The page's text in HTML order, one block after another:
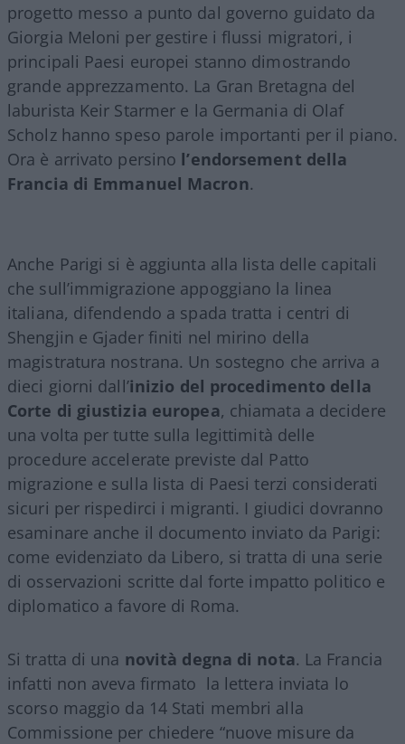
progetto messo a punto dal governo guidato da
Giorgia Meloni per gestire i flussi migratori, i
principali Paesi europei stanno dimostrando
grande apprezzamento. La Gran Bretagna del
laburista Keir Starmer e la Germania di Olaf
Scholz hanno speso parole importanti per il piano.
Ora è arrivato persino l’endorsement della
Francia di Emmanuel Macron.
Anche Parigi si è aggiunta alla lista delle capitali
che sull’immigrazione appoggiano la linea
italiana, difendendo a spada tratta i centri di
Shengjin e Gjader finiti nel mirino della
magistratura nostrana. Un sostegno che arriva a
dieci giorni dall’inizio del procedimento della
Corte di giustizia europea, chiamata a decidere
una volta per tutte sulla legittimità delle
procedure accelerate previste dal Patto
migrazione e sulla lista di Paesi terzi considerati
sicuri per rispedirci i migranti. I giudici dovranno
esaminare anche il documento inviato da Parigi:
come evidenziato da Libero, si tratta di una serie
di osservazioni scritte dal forte impatto politico e
diplomatico a favore di Roma.
Si tratta di una novità degna di nota. La Francia
infatti non aveva firmato la lettera inviata lo
scorso maggio da 14 Stati membri alla
Commissione per chiedere “nuove misure da